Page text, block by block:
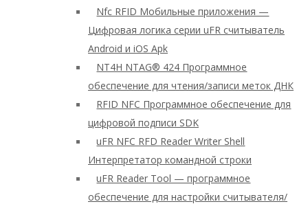
Nfc RFID Мобильные приложения —
Цифровая логика серии uFR считыватель
Android и iOS Apk
NT4H NTAG® 424 Программное
обеспечение для чтения/записи меток ДНК
RFID NFC Программное обеспечение для
цифровой подписи SDK
uFR NFC RFD Reader Writer Shell
Интерпретатор командной строки
uFR Reader Tool — программное
обеспечение для настройки считывателя/